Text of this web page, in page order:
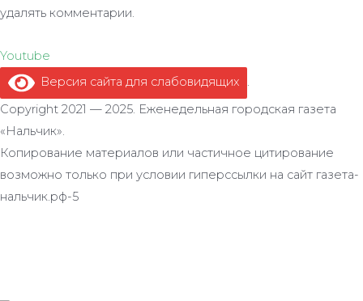
удалять комментарии.
Youtube
Версия сайта для слабовидящих
.
Copyright 2021 — 2025. Еженедельная городская газета
«Нальчик».
Копирование материалов или частичное цитирование
возможно только при условии гиперссылки на сайт газета-
нальчик.рф-5